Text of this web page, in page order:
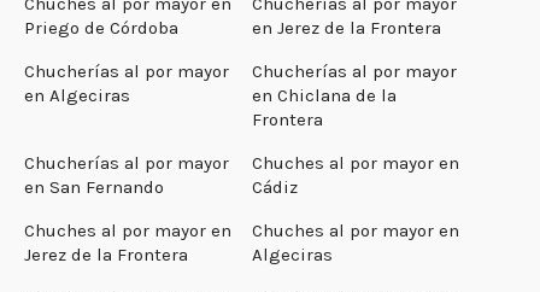
Priego de Córdoba
en Jerez de la Frontera
Chucherías al por mayor
en Algeciras
Chucherías al por mayor
en Chiclana de la
Frontera
Chucherías al por mayor
en San Fernando
Chuches al por mayor en
Cádiz
Chuches al por mayor en
Jerez de la Frontera
Chuches al por mayor en
Algeciras